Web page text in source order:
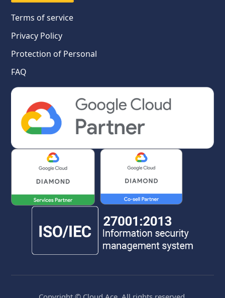
Terms of service
Privacy Policy
Protection of Personal
FAQ